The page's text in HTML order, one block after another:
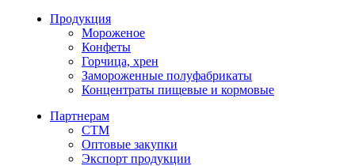
Продукция
Мороженое
Конфеты
Горчица, хрен
Замороженные полуфабрикаты
Концентраты пищевые и кормовые
Партнерам
СТМ
Оптовые закупки
Экспорт продукции